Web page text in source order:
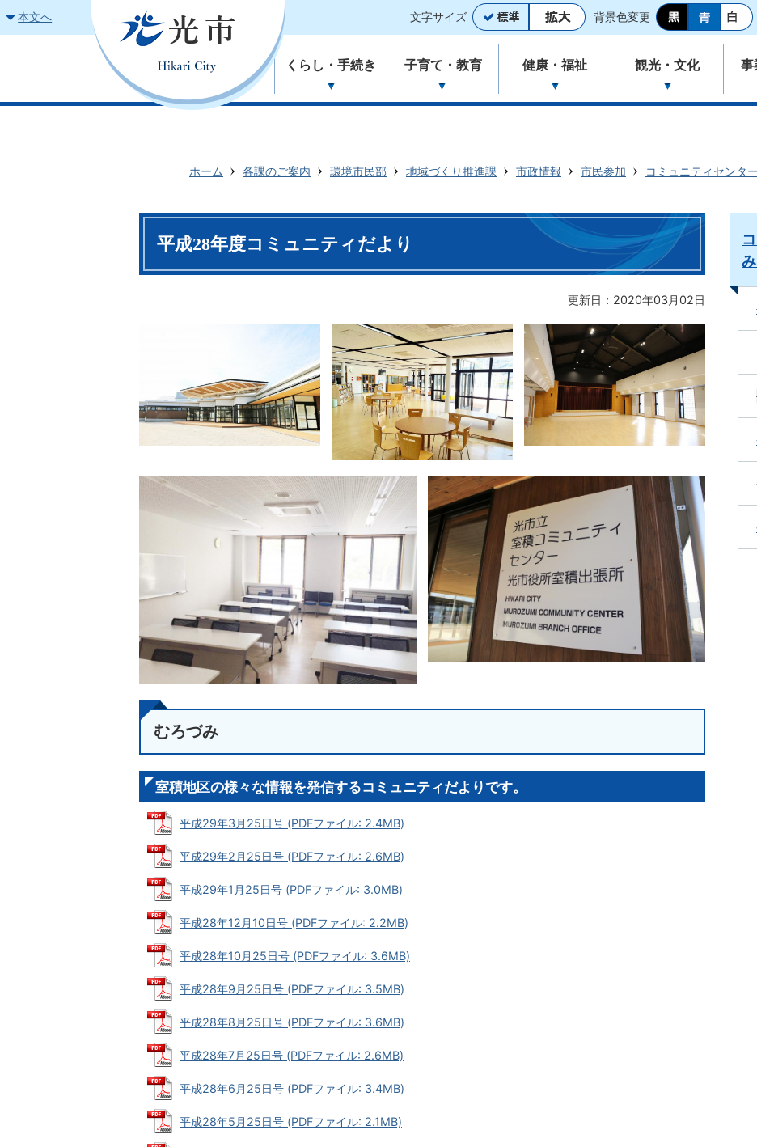
本文へ 文字サイズ 背景色変更
くらし・手続き 子育て・教育 健康・福祉 観光・文化 事
ホーム
各課のご案内 環境市民部 地域づくり推進課 市政情報 市民参加 コミュニティセンター
平成28年度コミュニティだより
更新日：2020年03月02日
むろづみ
室積地区の様々な情報を発信するコミュニティだよりです。
平成29年3月25日号 (PDFファイル: 2.4MB)
平成29年2月25日号 (PDFファイル: 2.6MB)
平成29年1月25日号 (PDFファイル: 3.0MB)
平成28年12月10日号 (PDFファイル: 2.2MB)
平成28年10月25日号 (PDFファイル: 3.6MB)
平成28年9月25日号 (PDFファイル: 3.5MB)
平成28年8月25日号 (PDFファイル: 3.6MB)
平成28年7月25日号 (PDFファイル: 2.6MB)
平成28年6月25日号 (PDFファイル: 3.4MB)
平成28年5月25日号 (PDFファイル: 2.1MB)
み